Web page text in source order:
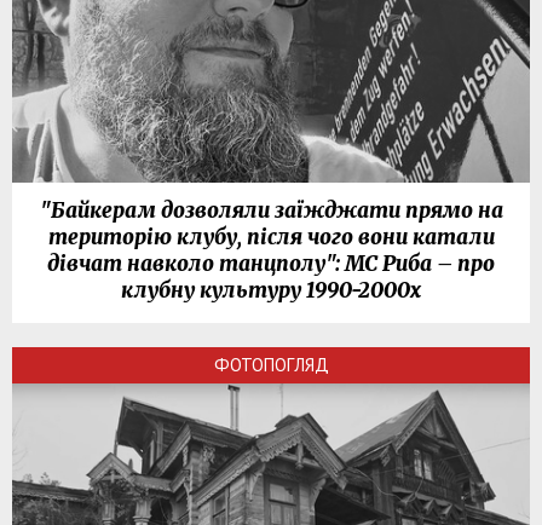
"Байкерам дозволяли заїжджати прямо на
територію клубу, після чого вони катали
дівчат навколо танцполу": МС Риба – про
клубну культуру 1990-2000х
ФОТОПОГЛЯД